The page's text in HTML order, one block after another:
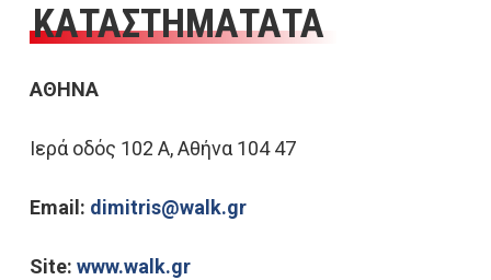
ΚΑΤΑΣΤΗΜΑΤΑΤΑ
ΑΘΗΝΑ
Ιερά οδός 102 Α, Αθήνα 104 47
Email: dimitris@walk.gr
Site: www.walk.gr